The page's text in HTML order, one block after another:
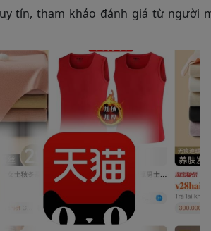
tín, tham khảo đánh giá từ người